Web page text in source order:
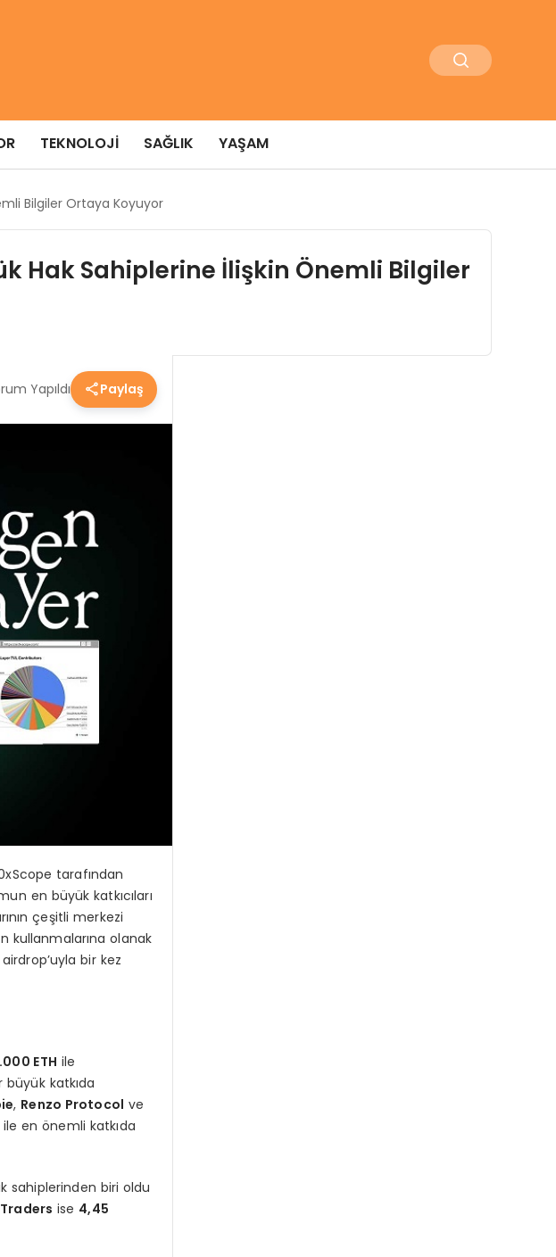
TEKNOLOJI SAĞLIK YAŞAM
Bilgiler Ortaya Koyuyor
Hak Sahiplerine İlişkin Önemli Bilgiler
Yapıldı Paylaş
tarafından
en büyük katkıcıları
çeşitli merkezi
kullanmalarına olanak
bir kez
ETH ile
büyük katkıda
, Renzo Protocol ve
ile en önemli katkıda
sahiplerinden biri oldu
ise 4,45